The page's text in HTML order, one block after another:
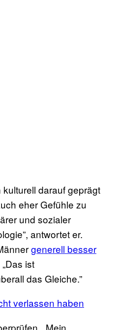
darauf geprägt
eher Gefühle zu
und sozialer
antwortet er.
generell besser
ist
das Gleiche.”
verlassen haben
„Mein